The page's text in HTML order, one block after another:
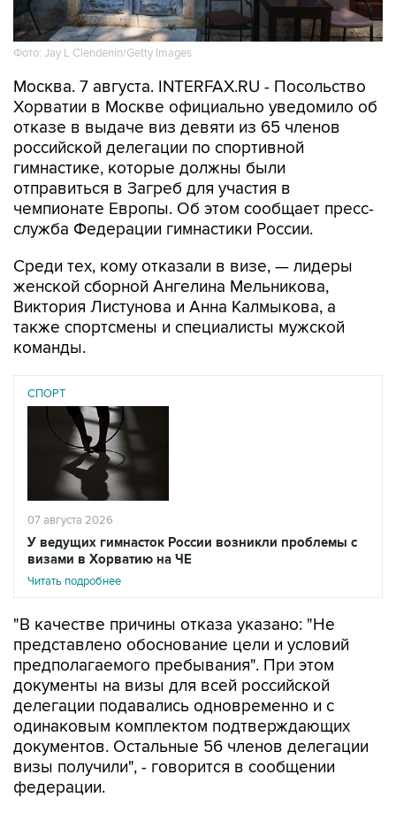
Фото: Jay L Clendenin/Getty Images
Москва. 7 августа. INTERFAX.RU - Посольство
Хорватии в Москве официально уведомило об
отказе в выдаче виз девяти из 65 членов
российской делегации по спортивной
гимнастике, которые должны были
отправиться в Загреб для участия в
чемпионате Европы. Об этом сообщает пресс-
служба Федерации гимнастики России.
Среди тех, кому отказали в визе, — лидеры
женской сборной Ангелина Мельникова,
Виктория Листунова и Анна Калмыкова, а
также спортсмены и специалисты мужской
команды.
СПОРТ
07 августа 2026
У ведущих гимнасток России возникли проблемы с
визами в Хорватию на ЧЕ
Читать подробнее
"В качестве причины отказа указано: "Не
представлено обоснование цели и условий
предполагаемого пребывания". При этом
документы на визы для всей российской
делегации подавались одновременно и с
одинаковым комплектом подтверждающих
документов. Остальные 56 членов делегации
визы получили", - говорится в сообщении
федерации.